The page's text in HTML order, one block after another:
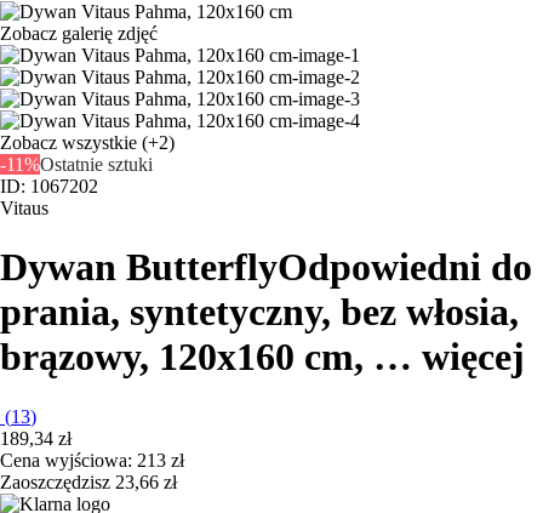
Zobacz galerię zdjęć
Zobacz wszystkie (+2)
-11%Ostatnie sztuki
ID: 1067202
Vitaus
Dywan ButterflyOdpowiedni do
prania, syntetyczny, bez włosia,
brązowy, 120x160 cm, … więcej
(13)
189,34 zł
Cena wyjściowa: 213 zł
Zaoszczędzisz 23,66 zł